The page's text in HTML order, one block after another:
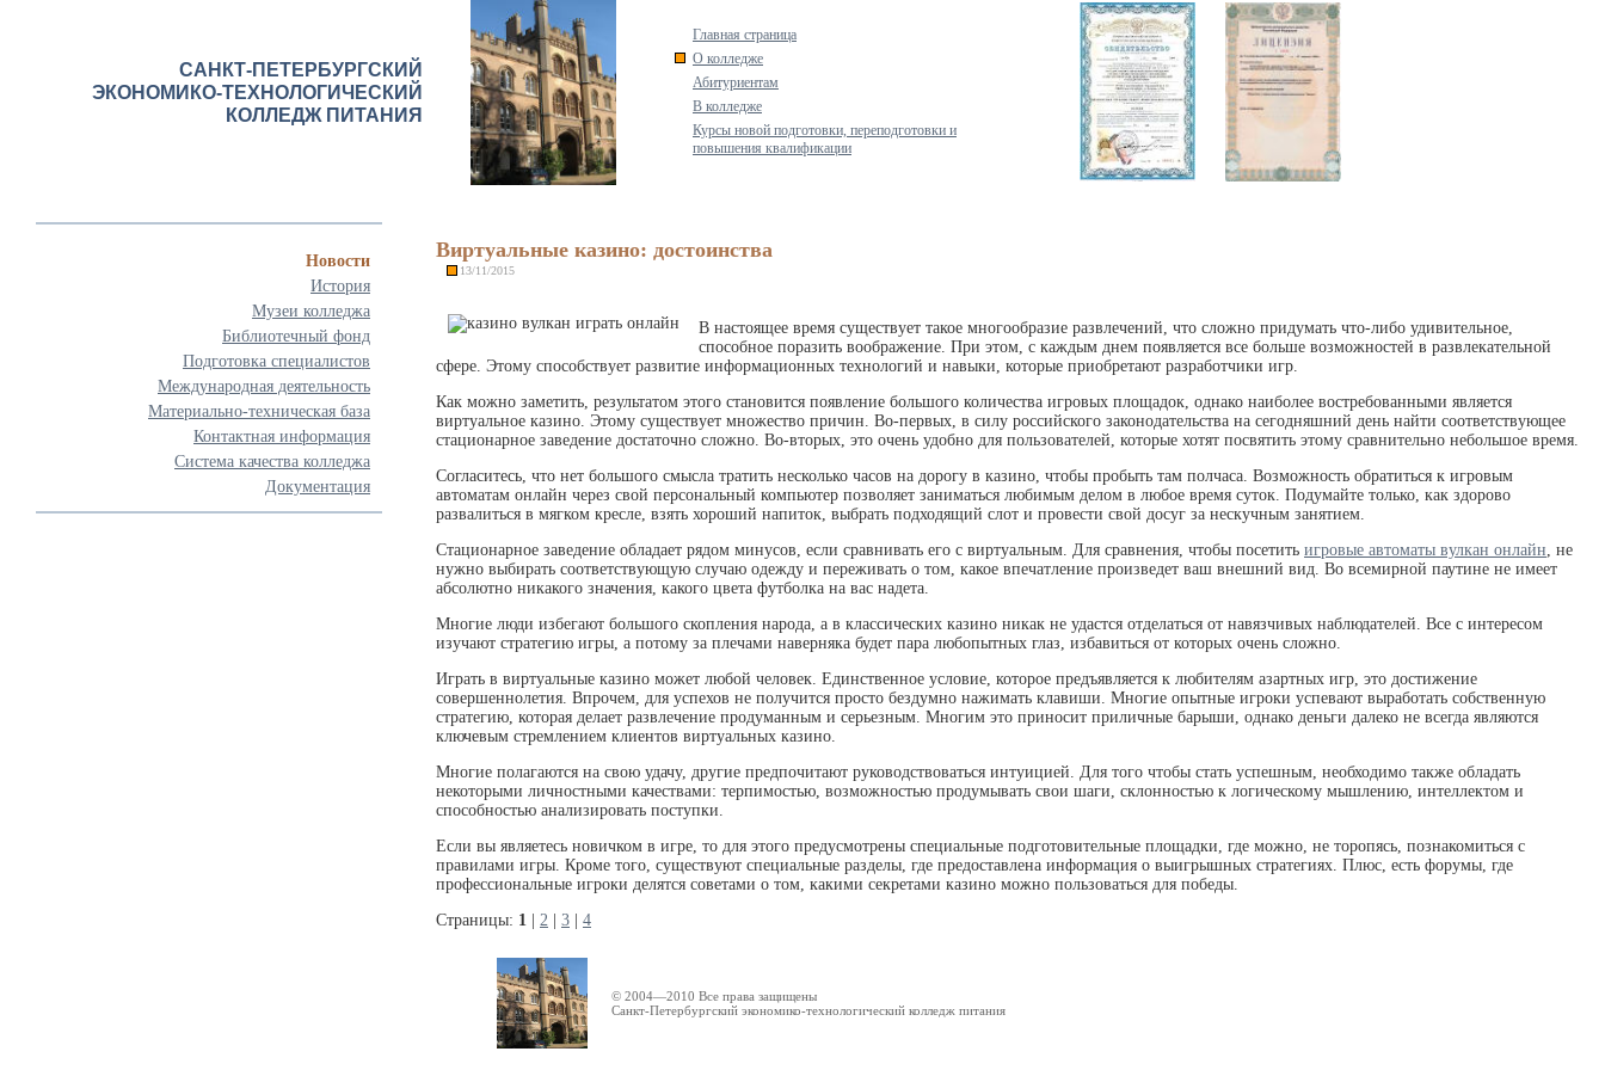
САНКТ-ПЕТЕРБУРГСКИЙ
ЭКОНОМИКО-ТЕХНОЛОГИЧЕСКИЙ
КОЛЛЕДЖ ПИТАНИЯ
Главная страница
О колледже
Абитуриентам
В колледже
Курсы новой подготовки, переподготовки и
повышения квалификации
Новости
История
Музеи колледжа
Библиотечный фонд
Подготовка специалистов
Международная деятельность
Материально-техническая база
Контактная информация
Система качества колледжа
Документация
Виртуальные казино: достоинства
13/11/2015
В настоящее время существует такое многообразие развлечений, что сложно придумать что-либо удивительное,
способное поразить воображение. При этом, с каждым днем появляется все больше возможностей в развлекательной
сфере. Этому способствует развитие информационных технологий и навыки, которые приобретают разработчики игр.
Как можно заметить, результатом этого становится появление большого количества игровых площадок, однако наиболее востребованными является
виртуальное казино. Этому существует множество причин. Во-первых, в силу российского законодательства на сегодняшний день найти соответствующее
стационарное заведение достаточно сложно. Во-вторых, это очень удобно для пользователей, которые хотят посвятить этому сравнительно небольшое время.
Согласитесь, что нет большого смысла тратить несколько часов на дорогу в казино, чтобы пробыть там полчаса. Возможность обратиться к игровым
автоматам онлайн через свой персональный компьютер позволяет заниматься любимым делом в любое время суток. Подумайте только, как здорово
развалиться в мягком кресле, взять хороший напиток, выбрать подходящий слот и провести свой досуг за нескучным занятием.
Стационарное заведение обладает рядом минусов, если сравнивать его с виртуальным. Для сравнения, чтобы посетить игровые автоматы вулкан онлайн, не
нужно выбирать соответствующую случаю одежду и переживать о том, какое впечатление произведет ваш внешний вид. Во всемирной паутине не имеет
абсолютно никакого значения, какого цвета футболка на вас надета.
Многие люди избегают большого скопления народа, а в классических казино никак не удастся отделаться от навязчивых наблюдателей. Все с интересом
изучают стратегию игры, а потому за плечами наверняка будет пара любопытных глаз, избавиться от которых очень сложно.
Играть в виртуальные казино может любой человек. Единственное условие, которое предъявляется к любителям азартных игр, это достижение
совершеннолетия. Впрочем, для успехов не получится просто бездумно нажимать клавиши. Многие опытные игроки успевают выработать собственную
стратегию, которая делает развлечение продуманным и серьезным. Многим это приносит приличные барыши, однако деньги далеко не всегда являются
ключевым стремлением клиентов виртуальных казино.
Многие полагаются на свою удачу, другие предпочитают руководствоваться интуицией. Для того чтобы стать успешным, необходимо также обладать
некоторыми личностными качествами: терпимостью, возможностью продумывать свои шаги, склонностью к логическому мышлению, интеллектом и
способностью анализировать поступки.
Если вы являетесь новичком в игре, то для этого предусмотрены специальные подготовительные площадки, где можно, не торопясь, познакомиться с
правилами игры. Кроме того, существуют специальные разделы, где предоставлена информация о выигрышных стратегиях. Плюс, есть форумы, где
профессиональные игроки делятся советами о том, какими секретами казино можно пользоваться для победы.
Страницы: 1 2 3 4
© 2004—2010 Все права защищены
Санкт-Петербургский экономико-технологический колледж питания